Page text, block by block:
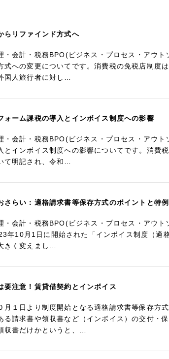
らリファインド方式へ
・会計・税務BPO(ビジネス・プロセス・アウ
式への変更についてです。消費税の免税店制度
国人旅行者に対し…
ォーム課税の導入とインボイス制度への影響
・会計・税務BPO(ビジネス・プロセス・アウ
とインボイス制度への影響についてです。消費
て明記され、令和…
さらい：適格請求書等保存方式のポイントと特例
・会計・税務BPO(ビジネス・プロセス・アウ
年10月1日に開始された「インボイス制度（適
きく変えまし…
要注意！賃貸借契約とインボイス
月１日より制度開始となる適格請求書等保存方
る請求書や領収書など（インボイス）の交付・
収書だけかというと、…